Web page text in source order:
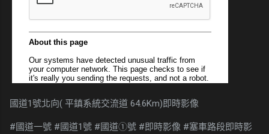
國道1號北向( 平鎮系統交流道 64.6Km)即時影像
#國道一號 #國道1號 #國道①號 #即時影像 #塞車路段即時影